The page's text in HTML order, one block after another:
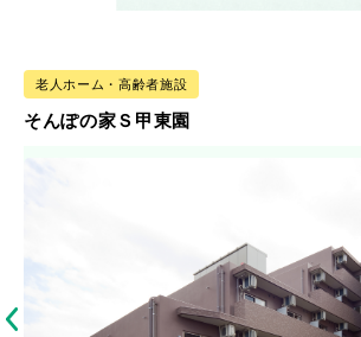
老人ホーム・高齢者施設
そんぽの家Ｓ甲東園